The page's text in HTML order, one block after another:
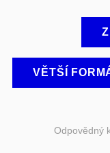
VĚTŠÍ
Odpovědný